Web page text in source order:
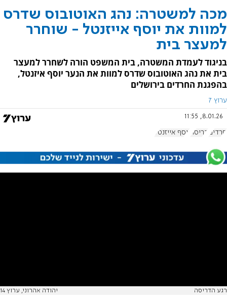
מכה למשטרה: נהג האוטובוס שדרס
למוות את יוסף אייזנטל - שוחרר
למעצר בית
בניגוד לעמדת המשטרה, בית המשפט הורה לשחרר למעצר
בית את נהג האוטובוס שדרס למוות את הנער יוסף איזנטל,
בהפגנת החרדים בירושלים
ערוץ 7
8.01.26, 11:55
חרדים דריסה יוסף אייזנטל
רגע הדריסה יהודה אהרוני, ערוץ 14